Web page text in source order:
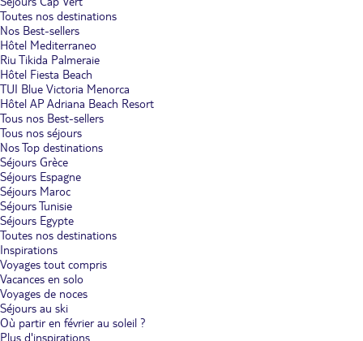
Toutes nos destinations
Nos Best-sellers
Hôtel Mediterraneo
Riu Tikida Palmeraie
Hôtel Fiesta Beach
TUI Blue Victoria Menorca
Hôtel AP Adriana Beach Resort
Tous nos Best-sellers
Tous nos séjours
Nos Top destinations
Séjours Grèce
Séjours Espagne
Séjours Maroc
Séjours Tunisie
Séjours Egypte
Toutes nos destinations
Inspirations
Voyages tout compris
Vacances en solo
Voyages de noces
Séjours au ski
Où partir en février au soleil ?
Plus d'inspirations